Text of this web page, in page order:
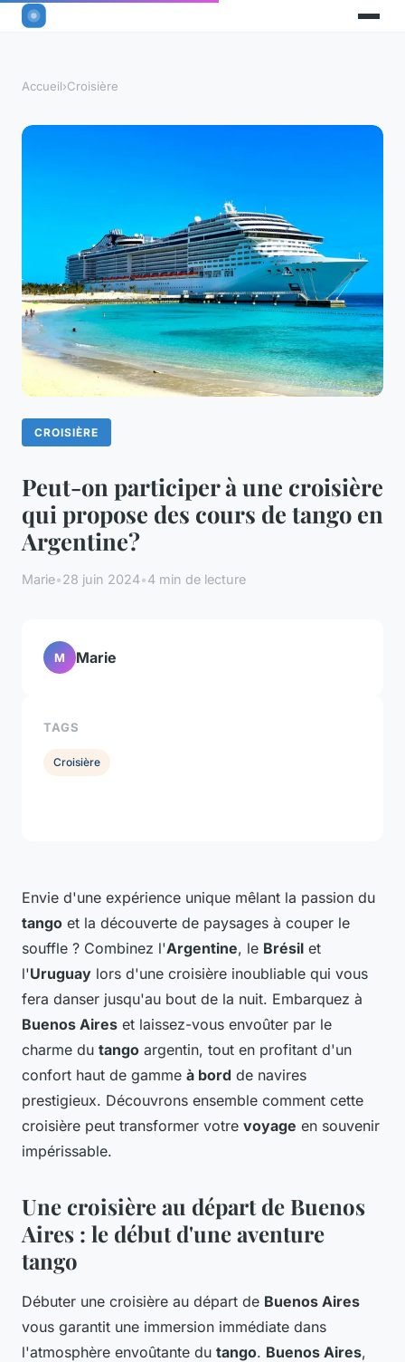
Accueil›Croisière
CROISIÈRE
Peut-on participer à une croisière
qui propose des cours de tango en
Argentine?
Marie•28 juin 2024•4 min de lecture
Envie d'une expérience unique mêlant la passion du
tango et la découverte de paysages à couper le
souffle ? Combinez l'Argentine, le Brésil et
l'Uruguay lors d'une croisière inoubliable qui vous
fera danser jusqu'au bout de la nuit. Embarquez à
Buenos Aires et laissez-vous envoûter par le
charme du tango argentin, tout en profitant d'un
confort haut de gamme à bord de navires
prestigieux. Découvrons ensemble comment cette
croisière peut transformer votre voyage en souvenir
impérissable.
Une croisière au départ de Buenos
Aires : le début d'une aventure
tango
Débuter une croisière au départ de Buenos Aires
vous garantit une immersion immédiate dans
l'atmosphère envoûtante du tango. Buenos Aires,
M Marie
TAGS
Croisière